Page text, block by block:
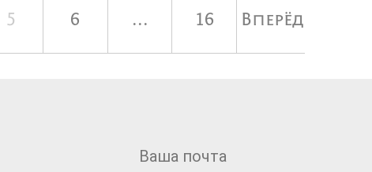
5 6 ... 16 Вперёд